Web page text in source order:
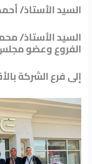
،السيد الأستاذ/
السيد الأستاذ/
الفروع وعضو
.إلى فرع الشركة